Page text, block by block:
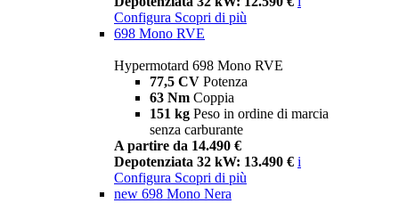
Configura Scopri di più
698 Mono RVE
Hypermotard 698 Mono RVE
77,5 CV Potenza
63 Nm Coppia
151 kg Peso in ordine di marcia
senza carburante
A partire da 14.490 €
Depotenziata 32 kW: 13.490 € i
Configura Scopri di più
new 698 Mono Nera